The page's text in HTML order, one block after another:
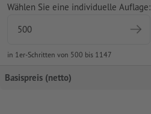
Wählen Sie eine individuelle Auflage:
in 1er-Schritten von 500 bis 1147
Basispreis (netto)